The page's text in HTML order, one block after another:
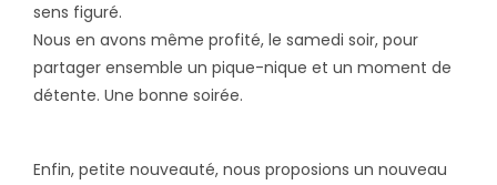
sens figuré.
Nous en avons même profité, le samedi soir, pour
partager ensemble un pique-nique et un moment de
détente. Une bonne soirée.
Enfin, petite nouveauté, nous proposions un nouveau